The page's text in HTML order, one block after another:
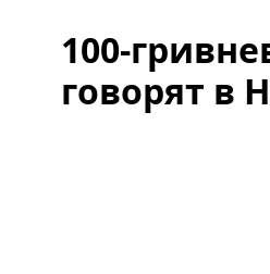
100-
говорят в